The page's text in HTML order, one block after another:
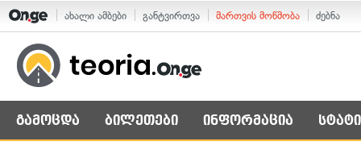
ახალი ამბები განტვირთვა მართვის მოწმობა ძებნა
გამოცდა ბილეთები ინფორმაცია